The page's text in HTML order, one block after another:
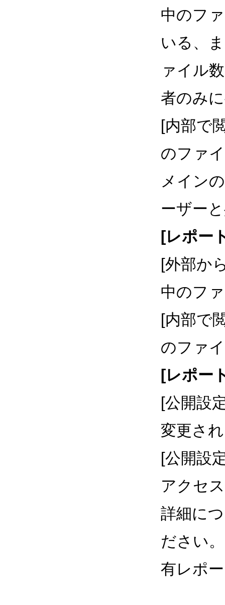
中のフ
いる、
ァイル
者のみ
[内部で
のファ
メイン
ーザー
[レポー
[外部か
中のフ
[内部で
のファ
[レポー
[公開設
変更さ
[公開設
アクセ
詳細に
ださい
有レポ